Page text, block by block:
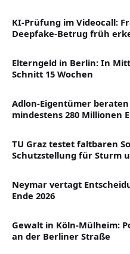
KI-Prüfung im Videocall:
Deepfake-Betrug früh
Elterngeld in Berlin: In
Schnitt 15 Wochen
Adlon-Eigentümer
mindestens 280 Millionen
TU Graz testet faltbaren
Schutzstellung für Sturm
Neymar vertagt
Ende 2026
Gewalt in Köln-Mülheim:
an der Berliner Straße